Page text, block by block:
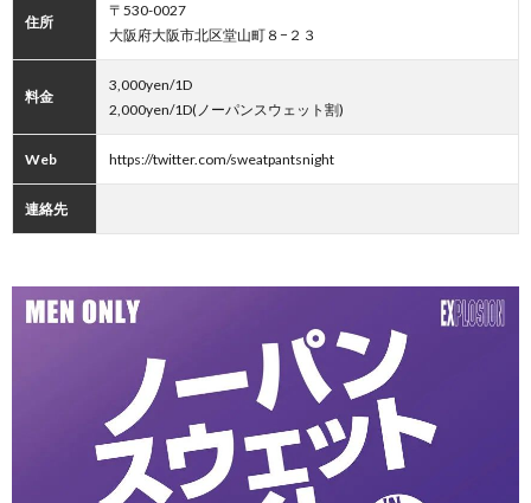
住所
〒530-0027
大阪府大阪市北区堂山町８−２３
料金
3,000yen/1D
2,000yen/1D(ノーパンスウェット割)
Web https://twitter.com/sweatpantsnight
連絡先